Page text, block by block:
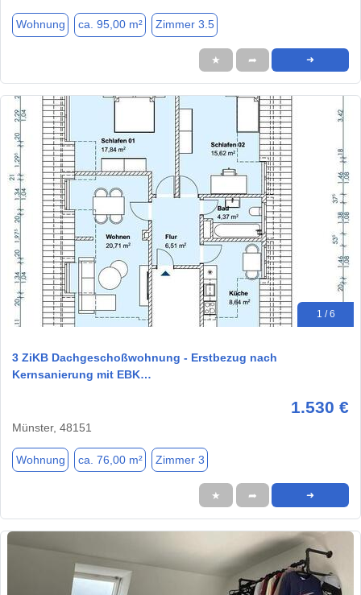
Wohnung ca. 95,00 m² Zimmer 3.5
★ ➦ ➜
1 / 6
3 ZiKB Dachgeschoßwohnung - Erstbezug nach
Kernsanierung mit EBK…
1.530 €
Münster, 48151
Wohnung ca. 76,00 m² Zimmer 3
★ ➦ ➜